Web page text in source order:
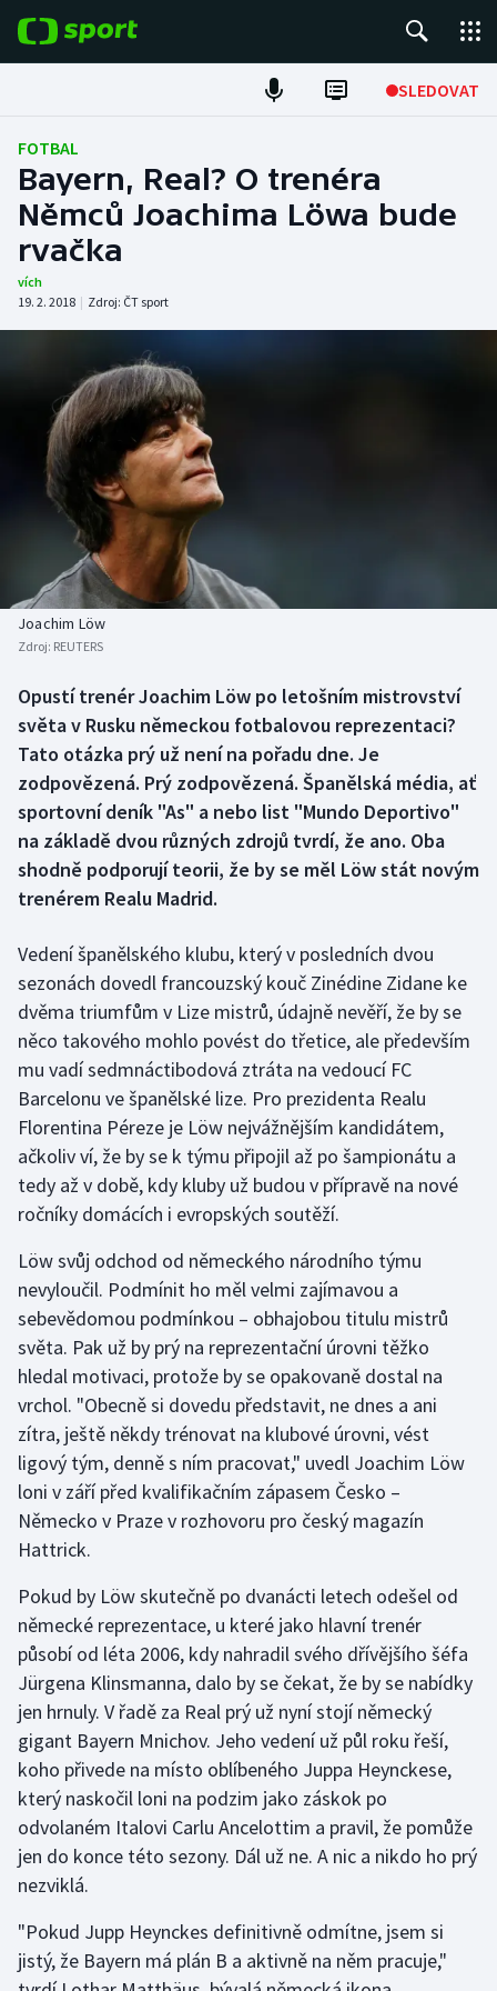
SLEDOVAT
Fotbal
Hokej
Tenis
Atletika
DALŠÍ SPORTY
Americký fotbal
Baseball a softbal
Basketbal
Biatlon
Box
Curling
Dostihy
Florbal
Futsal
Golf
Gymnastika
Házená
Jezdectví
Judo
Krasobruslení
Lezení
Lyže a snowboard
Moderní pětiboj
Motorsport
Olympijské hry
Plavání
Plážový volejbal
Ragby
Rychlobruslení
Rychlostní kanoistika
Sportovní střelba
NEPŘEHLÉDNĚTE
Soutěže
Historické návraty
Aplikace ČT sport
FOTBAL
Bayern, Real? O trenéra
Němců Joachima Löwa bude
rvačka
vích
19. 2. 2018 | Zdroj: ČT sport
Joachim Löw
Zdroj: REUTERS
Opustí trenér Joachim Löw po letošním mistrovství
světa v Rusku německou fotbalovou reprezentaci?
Tato otázka prý už není na pořadu dne. Je
zodpovězená. Prý zodpovězená. Španělská média, ať
sportovní deník "As" a nebo list "Mundo Deportivo"
na základě dvou různých zdrojů tvrdí, že ano. Oba
shodně podporují teorii, že by se měl Löw stát novým
trenérem Realu Madrid.
Vedení španělského klubu, který v posledních dvou
sezonách dovedl francouzský kouč Zinédine Zidane ke
dvěma triumfům v Lize mistrů, údajně nevěří, že by se
něco takového mohlo povést do třetice, ale především
mu vadí sedmnáctibodová ztráta na vedoucí FC
Barcelonu ve španělské lize. Pro prezidenta Realu
Florentina Péreze je Löw nejvážnějším kandidátem,
ačkoliv ví, že by se k týmu připojil až po šampionátu a
tedy až v době, kdy kluby už budou v přípravě na nové
ročníky domácích i evropských soutěží.
Löw svůj odchod od německého národního týmu
nevyloučil. Podmínit ho měl velmi zajímavou a
sebevědomou podmínkou – obhajobou titulu mistrů
světa. Pak už by prý na reprezentační úrovni těžko
hledal motivaci, protože by se opakovaně dostal na
vrchol. "Obecně si dovedu představit, ne dnes a ani
zítra, ještě někdy trénovat na klubové úrovni, vést
ligový tým, denně s ním pracovat," uvedl Joachim Löw
loni v září před kvalifikačním zápasem Česko –
Německo v Praze v rozhovoru pro český magazín
Hattrick.
Pokud by Löw skutečně po dvanácti letech odešel od
německé reprezentace, u které jako hlavní trenér
působí od léta 2006, kdy nahradil svého dřívějšího šéfa
Jürgena Klinsmanna, dalo by se čekat, že by se nabídky
jen hrnuly. V řadě za Real prý už nyní stojí německý
gigant Bayern Mnichov. Jeho vedení už půl roku řeší,
koho přivede na místo oblíbeného Juppa Heynckese,
který naskočil loni na podzim jako záskok po
odvolaném Italovi Carlu Ancelottim a pravil, že pomůže
jen do konce této sezony. Dál už ne. A nic a nikdo ho prý
nezviklá.
"Pokud Jupp Heynckes definitivně odmítne, jsem si
jistý, že Bayern má plán B a aktivně na něm pracuje,"